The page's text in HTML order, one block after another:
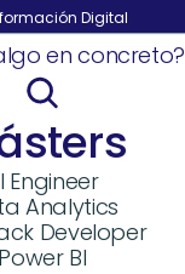
Digital
en concreto?
Engineer
Analytics
Developer
Power BI